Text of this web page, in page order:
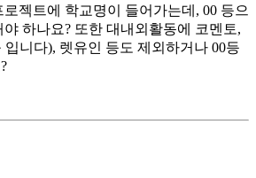
젝트에 학교명이 들어가는데, 00 등으
하나요? 또한 대내외활동에 코멘토,
니다), 렛유인 등도 제외하거나 00등